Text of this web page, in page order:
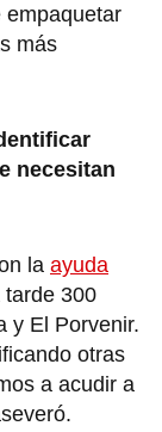
empaquetar
más
necesitan
la ayuda
tarde 300
y El Porvenir.
otras
a acudir a